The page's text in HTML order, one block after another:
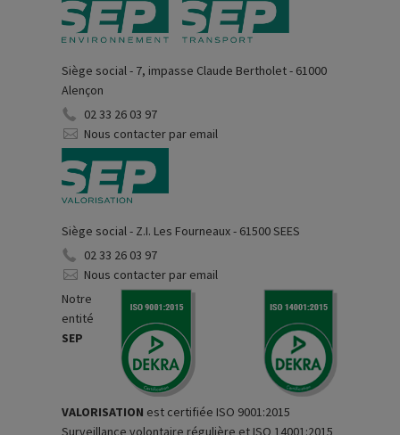
Siège social - 7, impasse Claude Bertholet - 61000
Alençon
02 33 26 03 97
Nous contacter par email
Siège social - Z.I. Les Fourneaux - 61500 SEES
02 33 26 03 97
Nous contacter par email
Notre
entité
SEP
VALORISATION est certifiée ISO 9001:2015
Surveillance volontaire régulière et ISO 14001:2015